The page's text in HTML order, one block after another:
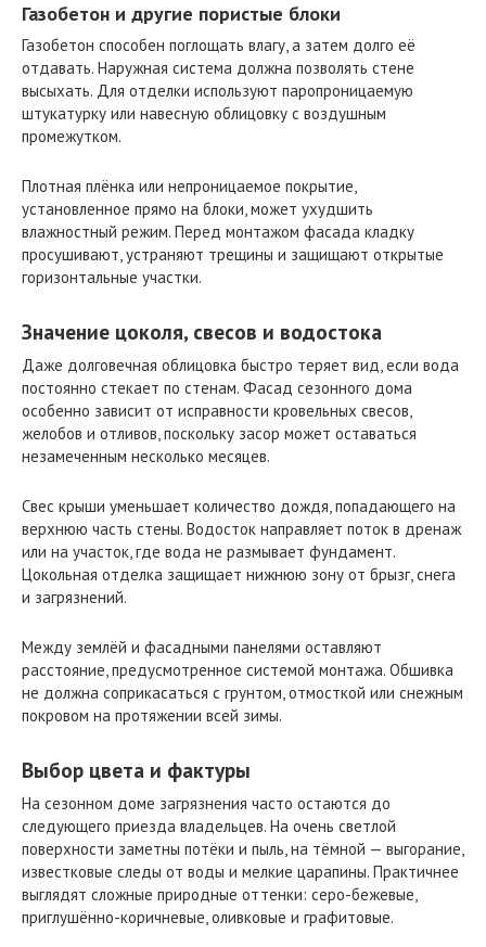
Газобетон и другие пористые блоки
Газобетон способен поглощать влагу, а затем долго её
отдавать. Наружная система должна позволять стене
высыхать. Для отделки используют паропроницаемую
штукатурку или навесную облицовку с воздушным
промежутком.
Плотная плёнка или непроницаемое покрытие,
установленное прямо на блоки, может ухудшить
влажностный режим. Перед монтажом фасада кладку
просушивают, устраняют трещины и защищают открытые
горизонтальные участки.
Значение цоколя, свесов и водостока
Даже долговечная облицовка быстро теряет вид, если вода
постоянно стекает по стенам. Фасад сезонного дома
особенно зависит от исправности кровельных свесов,
желобов и отливов, поскольку засор может оставаться
незамеченным несколько месяцев.
Свес крыши уменьшает количество дождя, попадающего на
верхнюю часть стены. Водосток направляет поток в дренаж
или на участок, где вода не размывает фундамент.
Цокольная отделка защищает нижнюю зону от брызг, снега
и загрязнений.
Между землёй и фасадными панелями оставляют
расстояние, предусмотренное системой монтажа. Обшивка
не должна соприкасаться с грунтом, отмосткой или снежным
покровом на протяжении всей зимы.
Выбор цвета и фактуры
На сезонном доме загрязнения часто остаются до
следующего приезда владельцев. На очень светлой
поверхности заметны потёки и пыль, на тёмной — выгорание,
известковые следы от воды и мелкие царапины. Практичнее
выглядят сложные природные оттенки: серо-бежевые,
приглушённо-коричневые, оливковые и графитовые.